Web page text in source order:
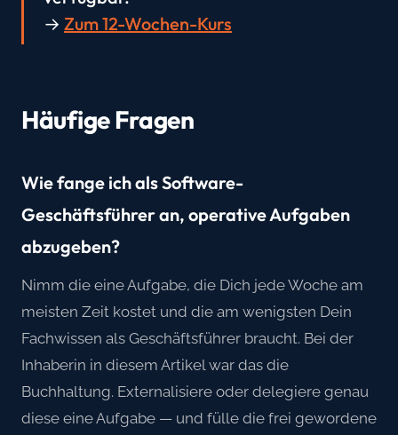
→ Zum 12-Wochen-Kurs
Häufige Fragen
Wie fange ich als Software-
Geschäftsführer an, operative Aufgaben
abzugeben?
Nimm die eine Aufgabe, die Dich jede Woche am
meisten Zeit kostet und die am wenigsten Dein
Fachwissen als Geschäftsführer braucht. Bei der
Inhaberin in diesem Artikel war das die
Buchhaltung. Externalisiere oder delegiere genau
diese eine Aufgabe — und fülle die frei gewordene